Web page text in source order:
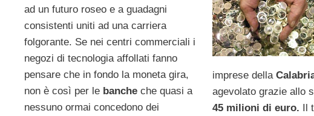
ad un futuro roseo e a guadagni
consistenti uniti ad una carriera
folgorante. Se nei centri commerciali i
negozi di tecnologia affollati fanno
pensare che in fondo la moneta gira,
non è così per le banche che quasi a
nessuno ormai concedono dei
imprese della
agevolato grazie allo
45 milioni di euro. Il